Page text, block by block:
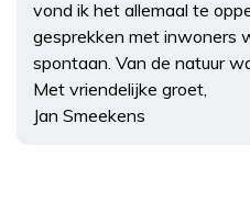
vond ik het allemaal te
gesprekken met inwoners
spontaan. Van de natuur
Met vriendelijke groet,
Jan Smeekens